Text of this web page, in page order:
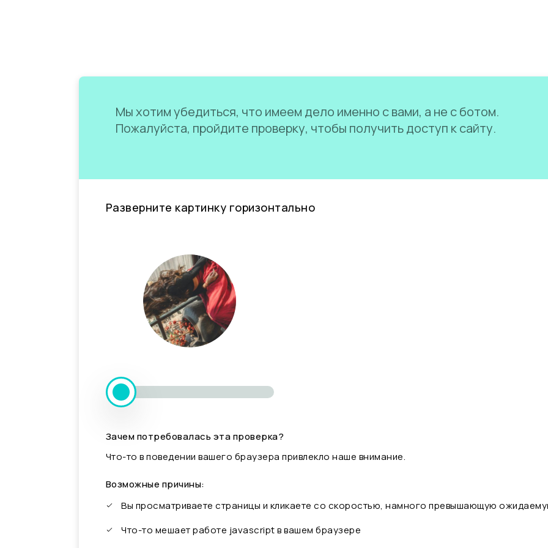
Мы хотим убедиться, что имеем дело именно с вами, а не с ботом.
Пожалуйста, пройдите проверку, чтобы получить доступ к сайту.
Разверните картинку горизонтально
Зачем потребовалась эта проверка?
Что-то в поведении вашего браузера привлекло наше внимание.
Возможные причины:
Вы просматриваете страницы и кликаете со скоростью, намного превышающую
Что-то мешает работе javascript в вашем браузере